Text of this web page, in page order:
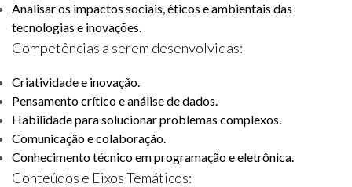
Analisar os impactos sociais, éticos e ambientais das
tecnologias e inovações.
Competências a serem desenvolvidas:
Criatividade e inovação.
Pensamento crítico e análise de dados.
Habilidade para solucionar problemas complexos.
Comunicação e colaboração.
Conhecimento técnico em programação e eletrônica.
Conteúdos e Eixos Temáticos: